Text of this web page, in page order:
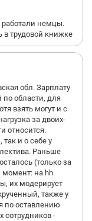
и гибрид -
просто нервы.
когда-нибудь
работали немцы.
в трудовой книжке
обл. Зарплату
области, для
взять могут и с
за двоих-
относится.
и о себе у
Раньше
(только за
момент: на hh
их модерирует
также у
по оставлению
сотрудников -